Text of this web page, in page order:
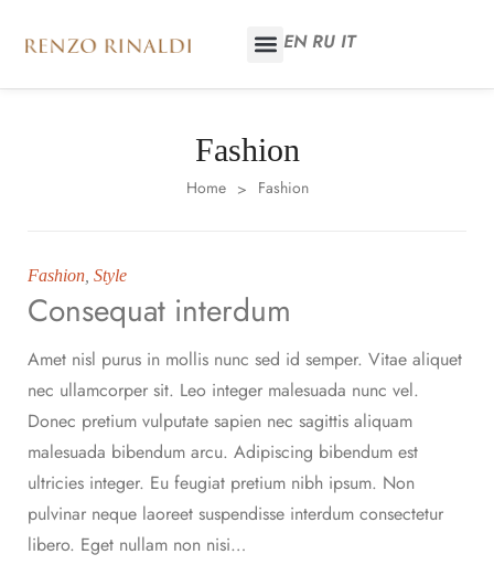
EN RU IT
Fashion
Home > Fashion
Fashion Style
Consequat interdum
Amet nisl purus in mollis nunc sed id semper. Vitae aliquet
nec ullamcorper sit. Leo integer malesuada nunc vel.
Donec pretium vulputate sapien nec sagittis aliquam
malesuada bibendum arcu. Adipiscing bibendum est
ultricies integer. Eu feugiat pretium nibh ipsum. Non
pulvinar neque laoreet suspendisse interdum consectetur
libero. Eget nullam non nisi…